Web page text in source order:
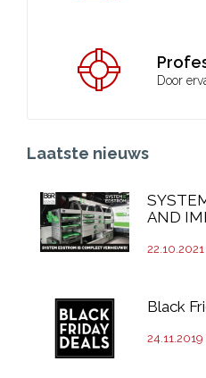
Door
Laatste nieuws
AND
22.10.2021
Black
24.11.2019